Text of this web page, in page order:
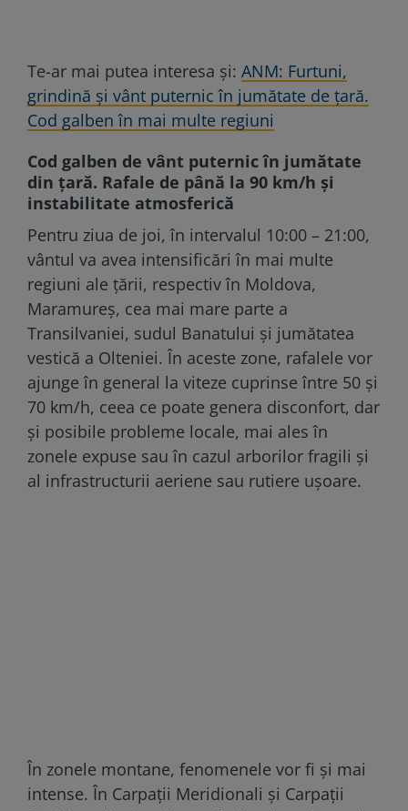
Te-ar mai putea interesa și: ANM: Furtuni,
grindină și vânt puternic în jumătate de țară.
Cod galben în mai multe regiuni
Cod galben de vânt puternic în jumătate
din țară. Rafale de până la 90 km/h și
instabilitate atmosferică
Pentru ziua de joi, în intervalul 10:00 – 21:00,
vântul va avea intensificări în mai multe
regiuni ale țării, respectiv în Moldova,
Maramureș, cea mai mare parte a
Transilvaniei, sudul Banatului și jumătatea
vestică a Olteniei. În aceste zone, rafalele vor
ajunge în general la viteze cuprinse între 50 și
70 km/h, ceea ce poate genera disconfort, dar
și posibile probleme locale, mai ales în
zonele expuse sau în cazul arborilor fragili și
al infrastructurii aeriene sau rutiere ușoare.
În zonele montane, fenomenele vor fi și mai
intense. În Carpații Meridionali și Carpații